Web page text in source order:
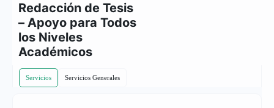
Redacción de Tesis
– Apoyo para Todos
los Niveles
Académicos
Servicios Servicios Generales